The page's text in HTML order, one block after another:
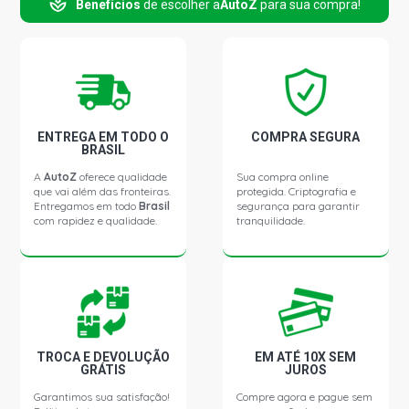
ELBA TOP MPI SW 1.6 8V SEVEL GASOLINA (1990 -
1996)
ELBA TOP SPI SW 1.6 8V SEVEL GASOLINA (1990 - 1996)
2004)
FIORINO STD FURGAO 1.3 8V FIASA GASOLINA (1986 -
1995)
FIORINO STD FURGAO 1.5 8V FIASA GASOLINA (1986 -
1995)
FIORINO MPI FURGAO 1.5 8V FIASA GASOLINA (1996 -
FIORINO SPI PICKUP 1.0 8V FIASA GASOLINA (1996 -
Benefícios de escolher aAutoZ para sua compra!
ENTREGA EM TODO O
BRASIL
AAutoZ oferece qualidade
que vai além das fronteiras.
Entregamos em todoBrasil
com rapidez e qualidade.
COMPRA SEGURA
Sua compra online
protegida. Criptografia e
segurança para garantir
tranquilidade.
TROCA E DEVOLUÇÃO
GRÁTIS
Garantimos sua satisfação!
EM ATÉ 10X SEM
JUROS
Compre agora e pague sem